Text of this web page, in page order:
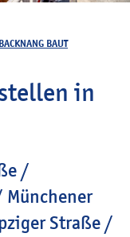
BAUT
in
/
Münchener
Straße /